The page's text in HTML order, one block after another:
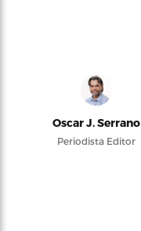
Oscar J. Serrano
Periodista Editor